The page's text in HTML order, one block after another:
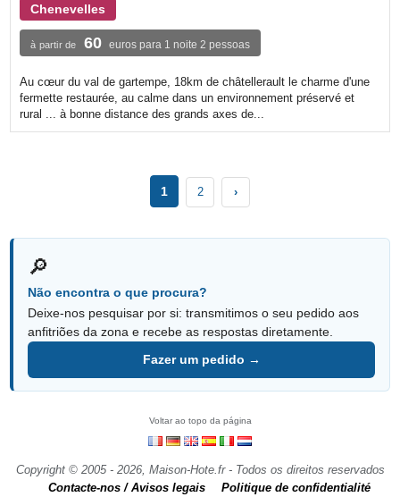
Chenevelles
à partir de 60 euros para 1 noite 2 pessoas
Au cœur du val de gartempe, 18km de châtellerault le charme d'une
fermette restaurée, au calme dans un environnement préservé et
rural ... à bonne distance des grands axes de...
1 2 ›
🔎
Não encontra o que procura?
Deixe-nos pesquisar por si: transmitimos o seu pedido aos
anfitriões da zona e recebe as respostas diretamente.
Fazer um pedido →
Voltar ao topo da página
Copyright © 2005 - 2026, Maison-Hote.fr - Todos os direitos reservados
Contacte-nos / Avisos legais
Politique de confidentialité